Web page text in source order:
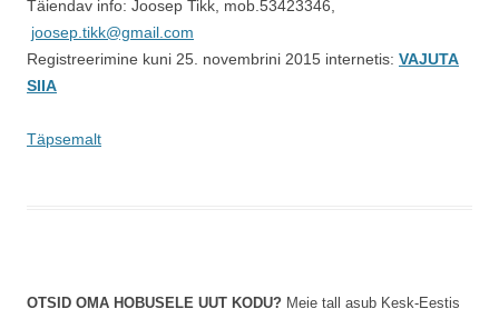
Täiendav info: Joosep Tikk, mob.53423346,
joosep.tikk@gmail.com
Registreerimine kuni 25. novembrini 2015 internetis: VAJUTA
SIIA
Täpsemalt
OTSID OMA HOBUSELE UUT KODU? Meie tall asub Kesk-Eestis